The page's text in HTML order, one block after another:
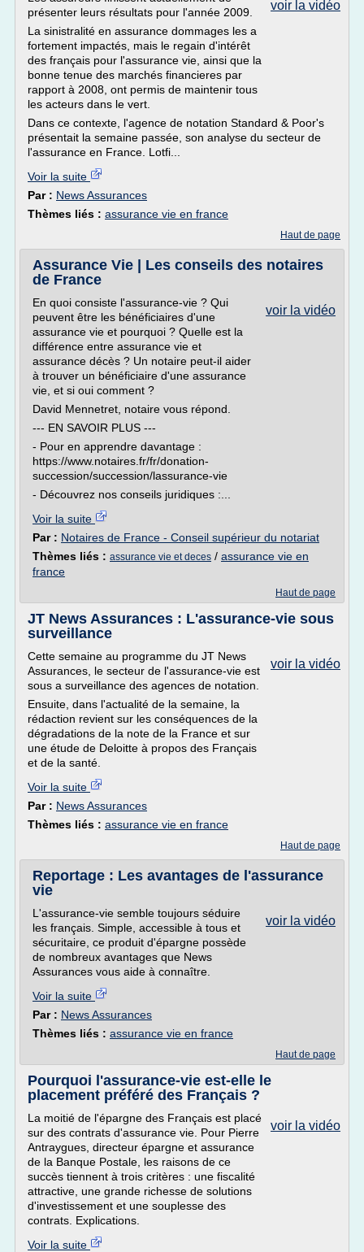
voir la vidéo
présenter leurs résultats pour l'année 2009.
La sinistralité en assurance dommages les a
fortement impactés, mais le regain d'intérêt
des français pour l'assurance vie, ainsi que la
bonne tenue des marchés financieres par
rapport à 2008, ont permis de maintenir tous
les acteurs dans le vert.
Dans ce contexte, l'agence de notation Standard & Poor's
présentait la semaine passée, son analyse du secteur de
l'assurance en France. Lotfi...
Voir la suite
Par : News Assurances
Thèmes liés : assurance vie en france
Haut de page
Assurance Vie | Les conseils des notaires
de France
voir la vidéo
En quoi consiste l'assurance-vie ? Qui
peuvent être les bénéficiaires d'une
assurance vie et pourquoi ? Quelle est la
différence entre assurance vie et
assurance décès ? Un notaire peut-il aider
à trouver un bénéficiaire d'une assurance
vie, et si oui comment ?
David Mennetret, notaire vous répond.
--- EN SAVOIR PLUS ---
- Pour en apprendre davantage :
https://www.notaires.fr/fr/donation-
succession/succession/lassurance-vie
- Découvrez nos conseils juridiques :...
Voir la suite
Par : Notaires de France - Conseil supérieur du notariat
Thèmes liés : assurance vie et deces / assurance vie en
france
Haut de page
JT News Assurances : L'assurance-vie sous
surveillance
voir la vidéo
Cette semaine au programme du JT News
Assurances, le secteur de l'assurance-vie est
sous a surveillance des agences de notation.
Ensuite, dans l'actualité de la semaine, la
rédaction revient sur les conséquences de la
dégradations de la note de la France et sur
une étude de Deloitte à propos des Français
et de la santé.
Voir la suite
Par : News Assurances
Thèmes liés : assurance vie en france
Haut de page
Reportage : Les avantages de l'assurance
vie
voir la vidéo
L'assurance-vie semble toujours séduire
les français. Simple, accessible à tous et
sécuritaire, ce produit d'épargne possède
de nombreux avantages que News
Assurances vous aide à connaître.
Voir la suite
Par : News Assurances
Thèmes liés : assurance vie en france
Haut de page
Pourquoi l'assurance-vie est-elle le
placement préféré des Français ?
voir la vidéo
La moitié de l'épargne des Français est placé
sur des contrats d'assurance vie. Pour Pierre
Antraygues, directeur épargne et assurance
de la Banque Postale, les raisons de ce
succès tiennent à trois critères : une fiscalité
attractive, une grande richesse de solutions
d'investissement et une souplesse des
contrats. Explications.
Voir la suite